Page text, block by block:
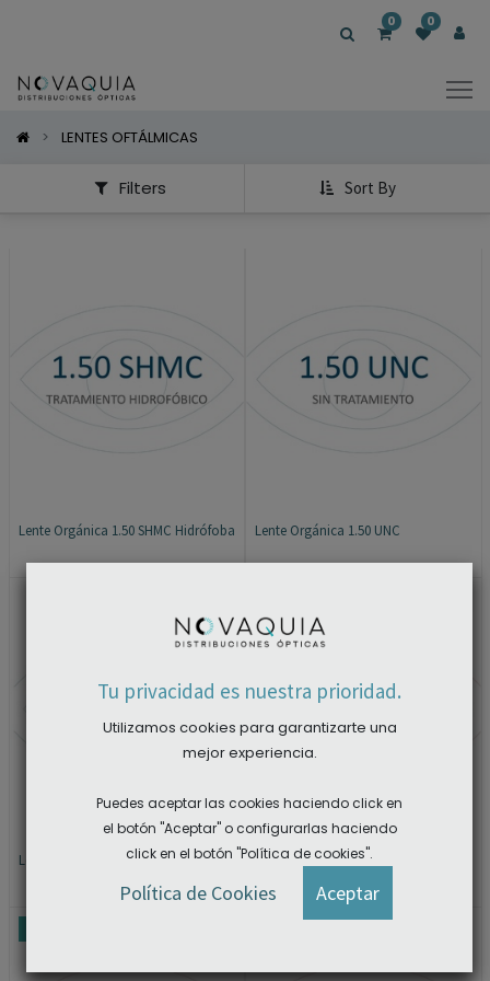
0 0
LENTES OFTÁLMICAS
Filters Sort By
Mostrar
Lente Orgánica 1.50 SHMC Hidrófoba Lente Orgánica 1.50 UNC
Lente Orgánica 1.50 Multi AR Lente Orgánica 1.58 SLC
Tu privacidad es nuestra prioridad.
Utilizamos cookies para garantizarte una
mejor experiencia.
Puedes aceptar las cookies haciendo click en
el botón "Aceptar" o configurarlas haciendo
click en el botón "Política de cookies".
Política de Cookies Aceptar